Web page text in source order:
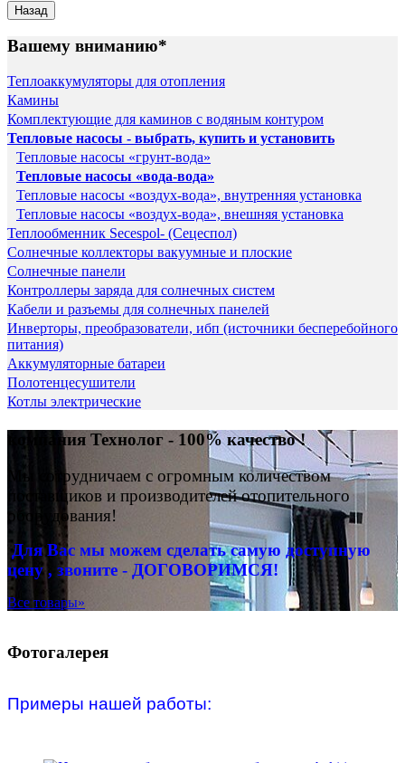
Вашему вниманию*
Теплоаккумуляторы для отопления
Камины
Комплектующие для каминов с водяным контуром
Тепловые насосы - выбрать, купить и установить
Тепловые насосы «грунт-вода»
Тепловые насосы «вода-вода»
Тепловые насосы «воздух-вода», внутренняя установка
Тепловые насосы «воздух-вода», внешняя установка
Теплообменник Secespol- (Сецеспол)
Солнечные коллекторы вакуумные и плоские
Солнечные панели
Контроллеры заряда для солнечных систем
Кабели и разъемы для солнечных панелей
Инверторы, преобразователи, ибп (источники бесперебойного
питания)
Аккумуляторные батареи
Полотенцесушители
Котлы электрические
компания Технолог - 100% качество !
Мы сотрудничаем с огромным количеством
поставщиков и производителей отопительного
оборудования!
Для Вас мы можем сделать самую доступную
цену , звоните - ДОГОВОРИМСЯ!
Все товары»
Фотогалерея
Примеры нашей работы: